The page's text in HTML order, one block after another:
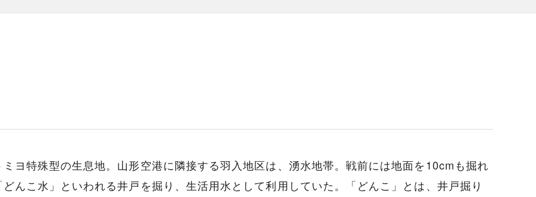
ヨ特殊型の生息地。山形空港に隣接する羽入地区は、湧水地帯。戦前には地面を10cmも掘れ
んこ水」といわれる井戸を掘り、生活用水として利用していた。「どんこ」とは、井戸掘り